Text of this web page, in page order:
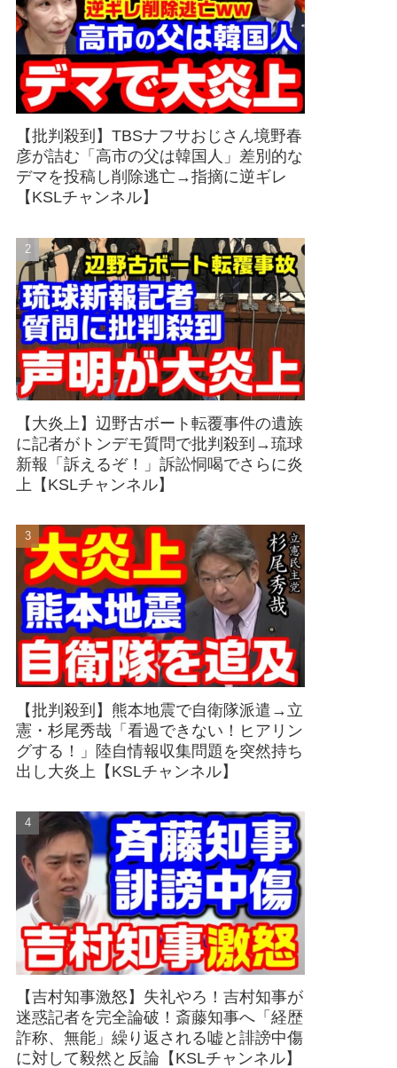
【批判殺到】TBSナフサおじさん境野春
彦が詰む「高市の父は韓国人」差別的な
デマを投稿し削除逃亡→指摘に逆ギレ
【KSLチャンネル】
【大炎上】辺野古ボート転覆事件の遺族
に記者がトンデモ質問で批判殺到→琉球
新報「訴えるぞ！」訴訟恫喝でさらに炎
上【KSLチャンネル】
【批判殺到】熊本地震で自衛隊派遣→立
憲・杉尾秀哉「看過できない！ヒアリン
グする！」陸自情報収集問題を突然持ち
出し大炎上【KSLチャンネル】
【吉村知事激怒】失礼やろ！吉村知事が
迷惑記者を完全論破！斎藤知事へ「経歴
詐称、無能」繰り返される嘘と誹謗中傷
に対して毅然と反論【KSLチャンネル】